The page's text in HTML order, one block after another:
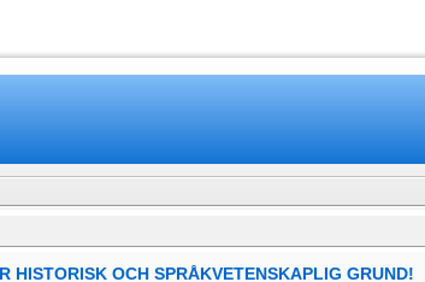
HISTORISK OCH SPRÅKVETENSKAPLIG GRUND!